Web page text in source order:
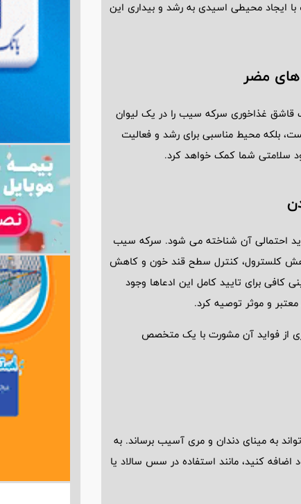
ایجاد محیطی اسیدی به رشد و بیداری این
مضر
غذاخوری سرکه سیب را در یک لیوان
بلکه محیط مناسبی برای رشد و فعالیت
سلامتی شما کمک خواهد کرد.
احتمالی آن شناخته می ‌شود. سرکه سیب
کلسترول، کنترل سطح قند خون و کاهش
کافی برای تایید کامل این ادعاها وجود
معتبر و موثر توصیه کرد.
از فواید آن مشورت با یک متخصص
به مینای دندان و مری آسیب برساند. به
کنید، مانند استفاده در سس سالاد یا